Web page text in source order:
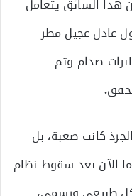
هذا السائق يتعامل
عادل عجيل مطر
صدام وتم
.
كانت صعبة، بل
الآن بعد سقوط نظام